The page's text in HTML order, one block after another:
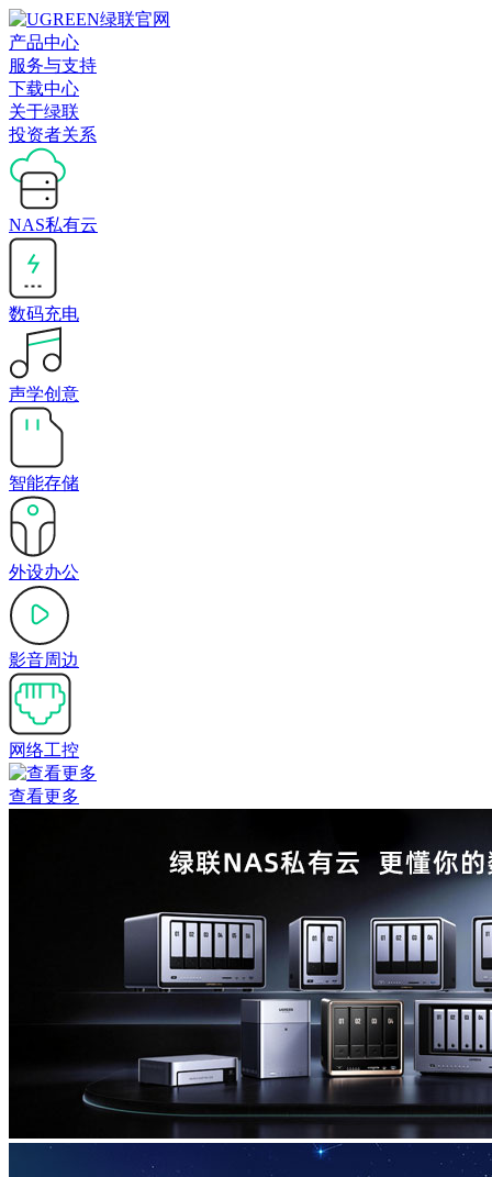
产品中心
服务与支持
下载中心
关于绿联
投资者关系
NAS私有云
数码充电
声学创意
智能存储
外设办公
影音周边
网络工控
查看更多